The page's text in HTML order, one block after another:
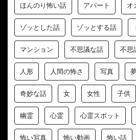
ほんのり怖い話 アパート オ
ゾッとした話 ゾッとする話
マンション 不思議な話 不思
人形 人間の怖さ 写真
奇妙な話 女 女性 子供
幽霊 心霊 心霊スポット
怖い写真 怖い動画 怖い話